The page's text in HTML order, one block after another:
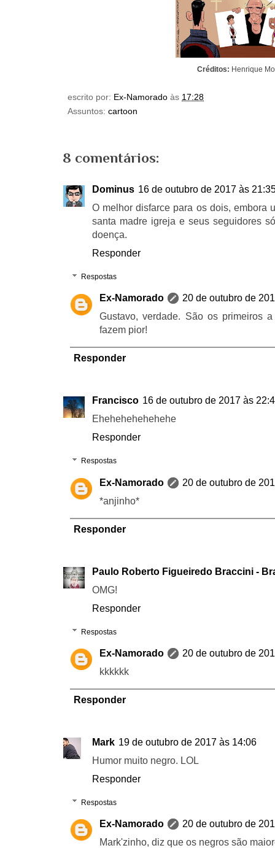
Créditos: Henrique
escrito por: Ex-Namorado às 17:28
Assuntos: cartoon
8 comentários:
Dominus 16 de outubro de 2017 às
O melhor disfarce para os dois, embora
santa madre igreja e seus seguidores
doença.
Responder
Respostas
Ex-Namorado
20 de outubro de
Gustavo, verdade. São os primeiros
fazem pior!
Responder
Francisco 16 de outubro de 2017 às
Ehehehehehehehe
Responder
Respostas
Ex-Namorado
20 de outubro de
*anjinho*
Responder
Paulo Roberto Figueiredo Braccini -
OMG!
Responder
Respostas
Ex-Namorado
20 de outubro de
kkkkkk
Responder
Mark 19 de outubro de 2017 às 14:06
Humor muito negro. LOL
Responder
Respostas
Ex-Namorado
20 de outubro de
Mark'zinho, diz que os negros são